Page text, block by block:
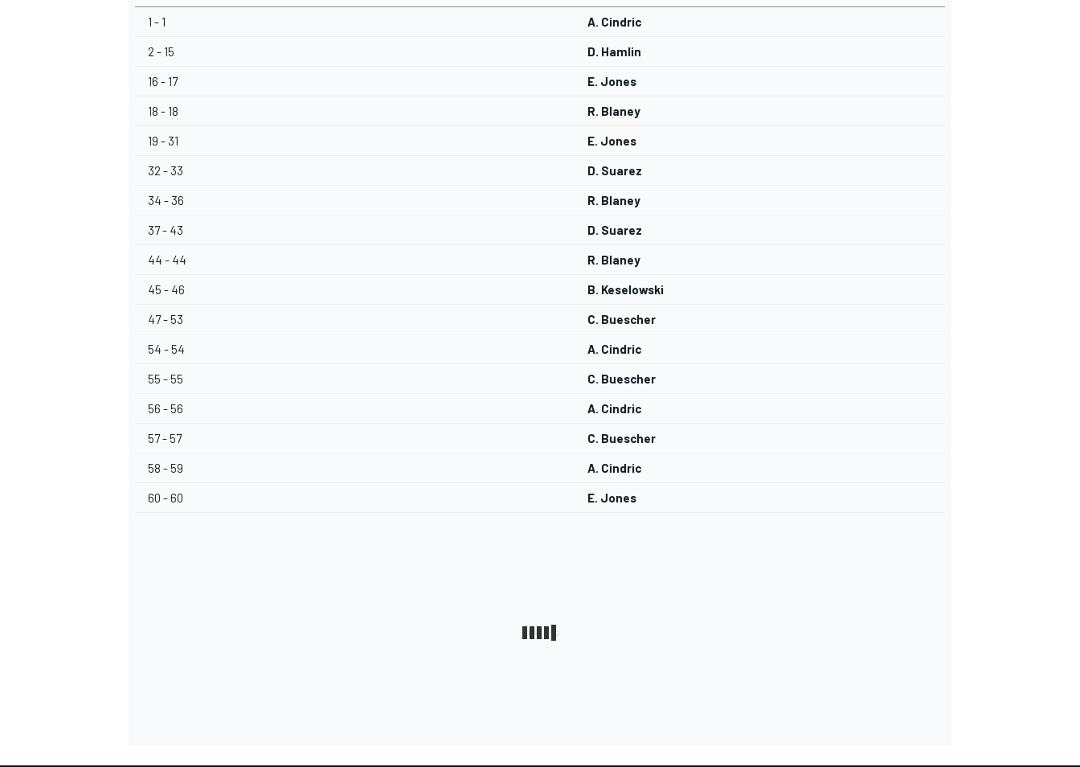
1 - 1 A. Cindric
2 - 15 D. Hamlin
16 - 17 E. Jones
18 - 18 R. Blaney
19 - 31 E. Jones
32 - 33 D. Suarez
34 - 36 R. Blaney
37 - 43 D. Suarez
44 - 44 R. Blaney
45 - 46 B. Keselowski
47 - 53 C. Buescher
54 - 54 A. Cindric
55 - 55 C. Buescher
56 - 56 A. Cindric
57 - 57 C. Buescher
58 - 59 A. Cindric
60 - 60 E. Jones